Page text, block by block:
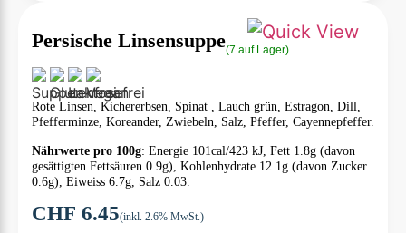
Persische Linsensuppe(7 auf Lager)
Rote Linsen, Kichererbsen, Spinat , Lauch grün, Estragon, Dill,
Pfefferminze, Koreander, Zwiebeln, Salz, Pfeffer, Cayennepfeffer.
Nährwerte pro 100g: Energie 101cal/423 kJ, Fett 1.8g (davon
gesättigten Fettsäuren 0.9g), Kohlenhydrate 12.1g (davon Zucker
0.6g), Eiweiss 6.7g, Salz 0.03.
CHF 6.45(inkl. 2.6% MwSt.)